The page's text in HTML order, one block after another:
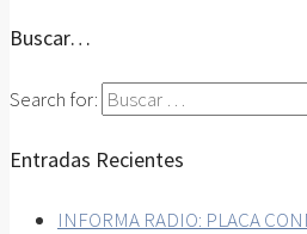
Buscar…
Search for:
Entradas Recientes
INFORMA RADIO: PLACA